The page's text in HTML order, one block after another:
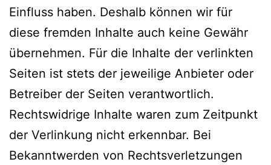
Einfluss haben. Deshalb können wir für
diese fremden Inhalte auch keine Gewähr
übernehmen. Für die Inhalte der verlinkten
Seiten ist stets der jeweilige Anbieter oder
Betreiber der Seiten verantwortlich.
Rechtswidrige Inhalte waren zum Zeitpunkt
der Verlinkung nicht erkennbar. Bei
Bekanntwerden von Rechtsverletzungen